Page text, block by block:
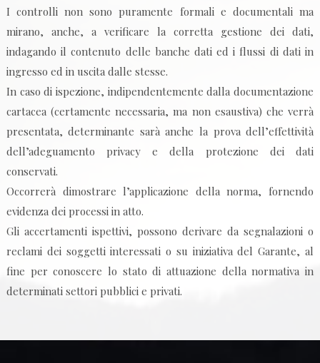
I controlli non sono puramente formali e documentali ma
mirano, anche, a verificare la corretta gestione dei dati,
indagando il contenuto delle banche dati ed i flussi di dati in
ingresso ed in uscita dalle stesse.
In caso di ispezione, indipendentemente dalla documentazione
cartacea (certamente necessaria, ma non esaustiva) che verrà
presentata, determinante sarà anche la prova dell’effettività
dell’adeguamento privacy e della protezione dei dati
conservati.
Occorrerà dimostrare l’applicazione della norma, fornendo
evidenza dei processi in atto.
Gli accertamenti ispettivi, possono derivare da segnalazioni o
reclami dei soggetti interessati o su iniziativa del Garante, al
fine per conoscere lo stato di attuazione della normativa in
determinati settori pubblici e privati.